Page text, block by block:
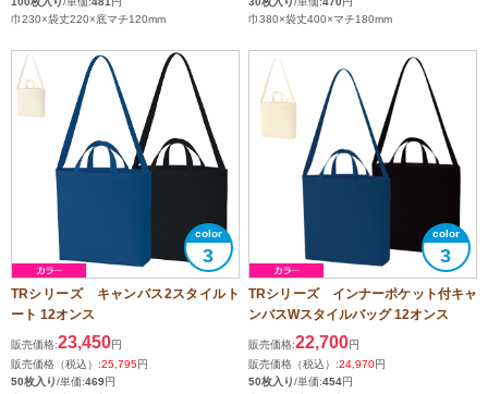
巾230×袋丈220×底マチ120mm
巾380×袋丈400×マチ180mm
3
TRシリーズ キャンバス2スタイルト
ート 12オンス
販売価格:23,450円
販売価格（税込）:25,795円
50枚入り/単価:469円
3
TRシリーズ インナーポケット付キャ
ンバスWスタイルバッグ 12オンス
販売価格:22,700円
販売価格（税込）:24,970円
50枚入り/単価:454円